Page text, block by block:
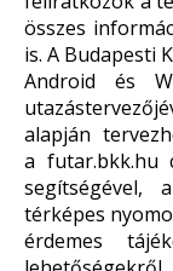
összes
is. A Budapesti
Android és
alapján
a futar.bkk.hu
segítségével,
térképes
érdemes